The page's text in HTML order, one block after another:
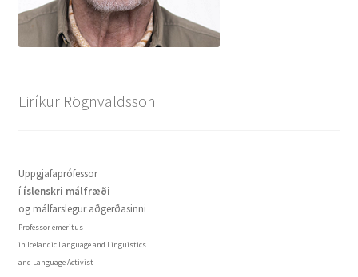
Eiríkur Rögnvaldsson
Uppgjafaprófessor
í íslenskri málfræði
og málfarslegur aðgerðasinni
Professor emeritus
in Icelandic Language and Linguistics
and Language Activist